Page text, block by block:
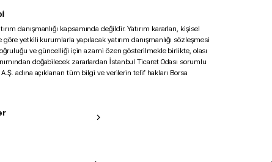
danışmanlığı kapsamında değildir. Yatırım kararları, kişisel
yetkili kurumlarla yapılacak yatırım danışmanlığı sözleşmesi
ve güncelliği için azami özen gösterilmekle birlikte, olası
doğabilecek zararlardan İstanbul Ticaret Odası sorumlu
adına açıklanan tüm bilgi ve verilerin telif hakları Borsa